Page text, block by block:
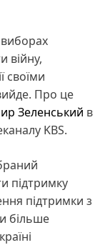
війну,
своїми
Про це
Зеленський в
KBS.
підтримку
підтримки з
більше